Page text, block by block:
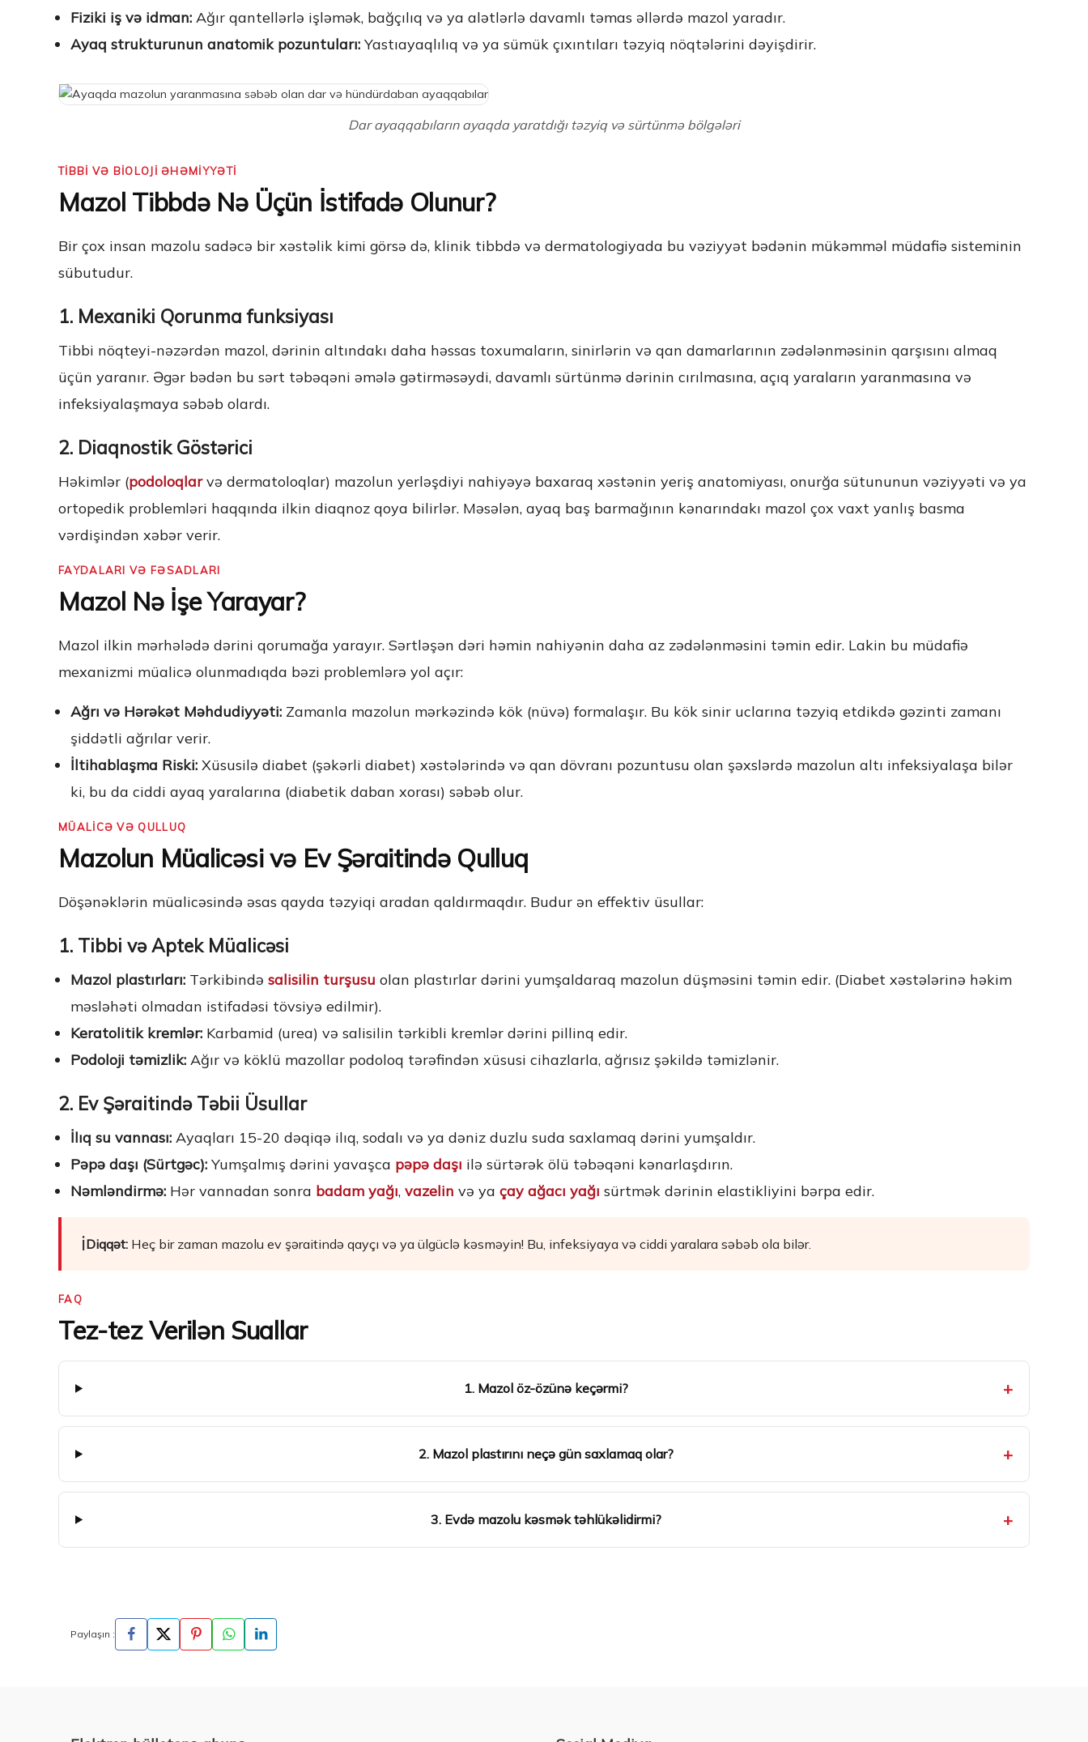
Fiziki iş və idman: Ağır qantellərlə işləmək, bağçılıq və ya alətlərlə davamlı təmas əllərdə mazol yaradır.
Ayaq strukturunun anatomik pozuntuları: Yastıayaqlılıq və ya sümük çıxıntıları təzyiq nöqtələrini dəyişdirir.
Dar ayaqqabıların ayaqda yaratdığı təzyiq və sürtünmə bölgələri
TİBBİ VƏ BİOLOJİ ƏHƏMİYYƏTİ
Mazol Tibbdə Nə Üçün İstifadə Olunur?
Bir çox insan mazolu sadəcə bir xəstəlik kimi görsə də, klinik tibbdə və dermatologiyada bu vəziyyət bədənin mükəmməl müdafiə sisteminin
sübutudur.
1. Mexaniki Qorunma funksiyası
Tibbi nöqteyi-nəzərdən mazol, dərinin altındakı daha həssas toxumaların, sinirlərin və qan damarlarının zədələnməsinin qarşısını almaq
üçün yaranır. Əgər bədən bu sərt təbəqəni əmələ gətirməsəydi, davamlı sürtünmə dərinin cırılmasına, açıq yaraların yaranmasına və
infeksiyalaşmaya səbəb olardı.
2. Diaqnostik Göstərici
Həkimlər (podoloqlarvə dermatoloqlar) mazolun yerləşdiyi nahiyəyə baxaraq xəstənin yeriş anatomiyası, onurğa sütununun vəziyyəti və ya
ortopedik problemləri haqqında ilkin diaqnoz qoya bilirlər. Məsələn, ayaq baş barmağının kənarındakı mazol çox vaxt yanlış basma
vərdişindən xəbər verir.
FAYDALARI VƏ FƏSADLARI
Mazol Nə İşe Yarayar?
Mazol ilkin mərhələdə dərini qorumağa yarayır. Sərtləşən dəri həmin nahiyənin daha az zədələnməsini təmin edir. Lakin bu müdafiə
mexanizmi müalicə olunmadıqda bəzi problemlərə yol açır:
Ağrı və Hərəkət Məhdudiyyəti: Zamanla mazolun mərkəzində kök (nüvə) formalaşır. Bu kök sinir uclarına təzyiq etdikdə gəzinti zamanı
şiddətli ağrılar verir.
İltihablaşma Riski: Xüsusilə diabet (şəkərli diabet) xəstələrində və qan dövranı pozuntusu olan şəxslərdə mazolun altı infeksiyalaşa bilər
ki, bu da ciddi ayaq yaralarına (diabetik daban xorası) səbəb olur.
MÜALİCƏ VƏ QULLUQ
Mazolun Müalicəsi və Ev Şəraitində Qulluq
Döşənəklərin müalicəsində əsas qayda təzyiqi aradan qaldırmaqdır. Budur ən effektiv üsullar:
1. Tibbi və Aptek Müalicəsi
Mazol plastırları: Tərkibində salisilin turşusu olan plastırlar dərini yumşaldaraq mazolun düşməsini təmin edir. (Diabet xəstələrinə həkim
məsləhəti olmadan istifadəsi tövsiyə edilmir).
Keratolitik kremlər: Karbamid (urea) və salisilin tərkibli kremlər dərini pillinq edir.
Podoloji təmizlik: Ağır və köklü mazollar podoloq tərəfindən xüsusi cihazlarla, ağrısız şəkildə təmizlənir.
2. Ev Şəraitində Təbii Üsullar
İlıq su vannası: Ayaqları 15-20 dəqiqə ilıq, sodalı və ya dəniz duzlu suda saxlamaq dərini yumşaldır.
Pəpə daşı (Sürtgəc): Yumşalmış dərini yavaşca pəpə daşı ilə sürtərək ölü təbəqəni kənarlaşdırın.
Nəmləndirmə: Hər vannadan sonra badam yağı, vazelin və ya çay ağacı yağı sürtmək dərinin elastikliyini bərpa edir.
ℹ️Diqqət: Heç bir zaman mazolu ev şəraitində qayçı və ya ülgüclə kəsməyin! Bu, infeksiyaya və ciddi yaralara səbəb ola bilər.
FAQ
Tez-tez Verilən Suallar
1. Mazol öz-özünə keçərmi? +
2. Mazol plastırını neçə gün saxlamaq olar? +
3. Evdə mazolu kəsmək təhlükəlidirmi? +
Paylaşın :